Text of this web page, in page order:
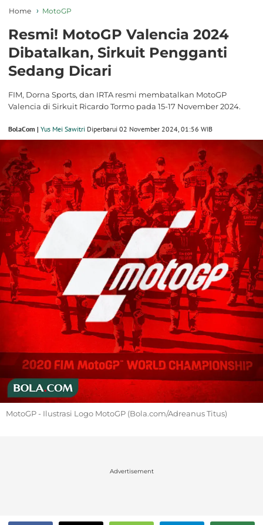
Home MotoGP
Resmi! MotoGP Valencia 2024
Dibatalkan, Sirkuit Pengganti
Sedang Dicari
FIM, Dorna Sports, dan IRTA resmi membatalkan MotoGP
Valencia di Sirkuit Ricardo Tormo pada 15-17 November 2024.
BolaCom | Yus Mei Sawitri Diperbarui 02 November 2024, 01:56 WIB
MotoGP - Ilustrasi Logo MotoGP (Bola.com/Adreanus Titus)
Advertisement